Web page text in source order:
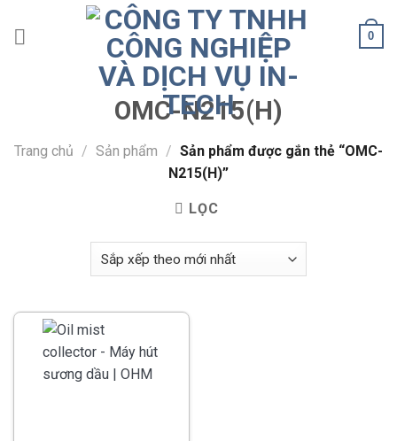
0
OMC-N215(H)
Trang chủ / Sản phẩm / Sản phẩm được gắn thẻ “OMC-
N215(H)”
LỌC